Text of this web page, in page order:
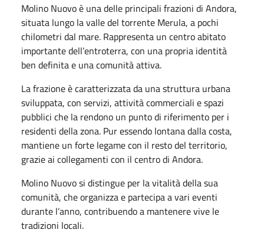
Molino Nuovo è una delle principali frazioni di Andora,
situata lungo la valle del torrente Merula, a pochi
chilometri dal mare. Rappresenta un centro abitato
importante dell’entroterra, con una propria identità
ben definita e una comunità attiva.
La frazione è caratterizzata da una struttura urbana
sviluppata, con servizi, attività commerciali e spazi
pubblici che la rendono un punto di riferimento per i
residenti della zona. Pur essendo lontana dalla costa,
mantiene un forte legame con il resto del territorio,
grazie ai collegamenti con il centro di Andora.
Molino Nuovo si distingue per la vitalità della sua
comunità, che organizza e partecipa a vari eventi
durante l’anno, contribuendo a mantenere vive le
tradizioni locali.